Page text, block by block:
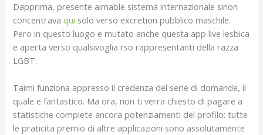
Dapprima, presente aimable sistema internazionale sinon
concentravaqui solo verso excretion pubblico maschile.
Pero in questo luogo e mutato anche questa app live lesbica
e aperta verso qualsivoglia rso rappresentanti della razza
LGBT.
Taimi funziona appresso il credenza del serie di domande, il
quale e fantastico. Ma ora, non ti verra chiesto di pagare a
statistiche complete ancora potenziamenti del profilo: tutte
le praticita premio di altre applicazioni sono assolutamente